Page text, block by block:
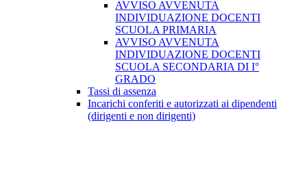
AVVISO AVVENUTA
INDIVIDUAZIONE DOCENTI
SCUOLA PRIMARIA
AVVISO AVVENUTA
INDIVIDUAZIONE DOCENTI
SCUOLA SECONDARIA DI I°
GRADO
Tassi di assenza
Incarichi conferiti e autorizzati ai dipendenti
(dirigenti e non dirigenti)